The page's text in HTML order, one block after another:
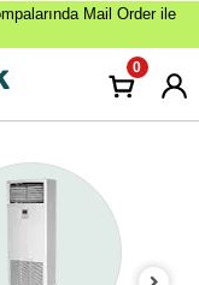
Mail Order ile
0